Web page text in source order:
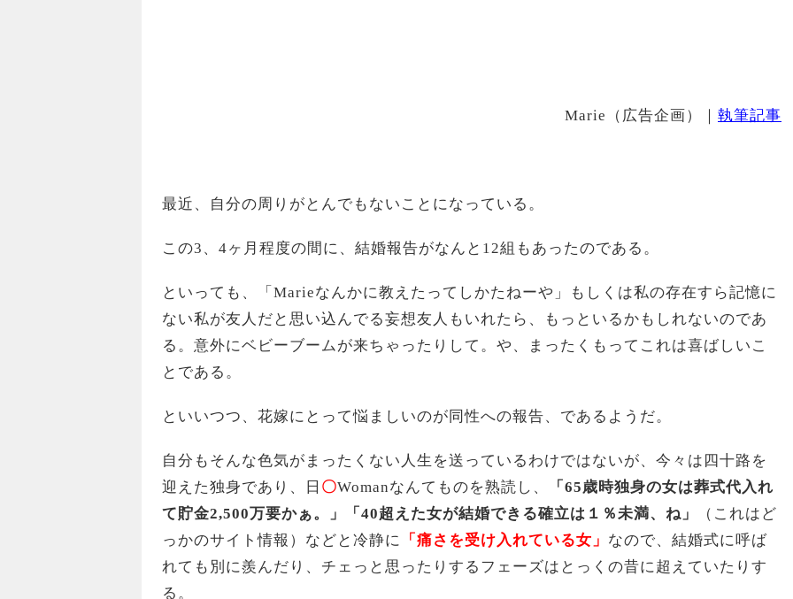
Marie（広告企画）｜ 執筆記事
最近、自分の周りがとんでもないことになっている。
この3、4ヶ月程度の間に、結婚報告がなんと12組もあったのである。
といっても、「Marieなんかに教えたってしかたねーや」もしくは私の存在すら記憶に
ない私が友人だと思い込んでる妄想友人もいれたら、もっといるかもしれないのであ
る。意外にベビーブームが来ちゃったりして。や、まったくもってこれは喜ばしいこ
とである。
といいつつ、花嫁にとって悩ましいのが同性への報告、であるようだ。
自分もそんな色気がまったくない人生を送っているわけではないが、今々は四十路を
迎えた独身であり、日 〇Womanなんてものを熟読し、
「65歳時独身の女は葬式代入れ
て貯金2,500万要かぁ。」「40超えた女が結婚できる確立は１％未満、ね」
（これはど
っかのサイト情報）などと冷静に
「痛さを受け入れている女」 なので、結婚式に呼ば
れても別に羨んだり、チェっと思ったりするフェーズはとっくの昔に超えていたりす
る。